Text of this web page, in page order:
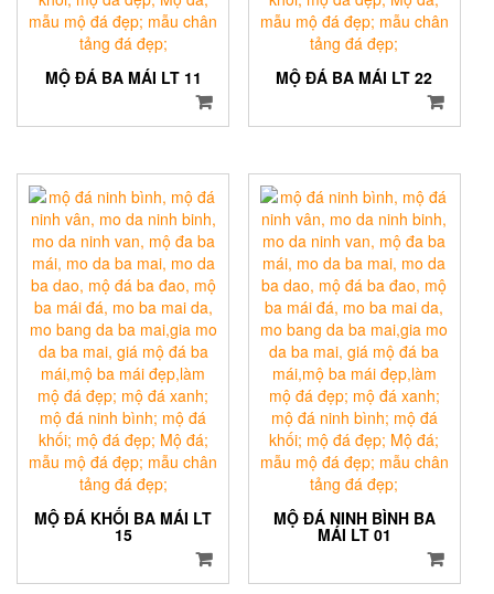
MỘ ĐÁ BA MÁI LT 11 MỘ ĐÁ BA MÁI LT 22
MỘ ĐÁ KHỐI BA MÁI LT
15
MỘ ĐÁ NINH BÌNH BA
MÁI LT 01